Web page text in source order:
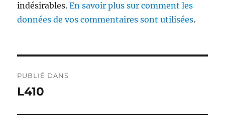
indésirables.En savoir plus sur comment les
données de vos commentaires sont utilisées.
de
PUBLIÉ DANS
L410